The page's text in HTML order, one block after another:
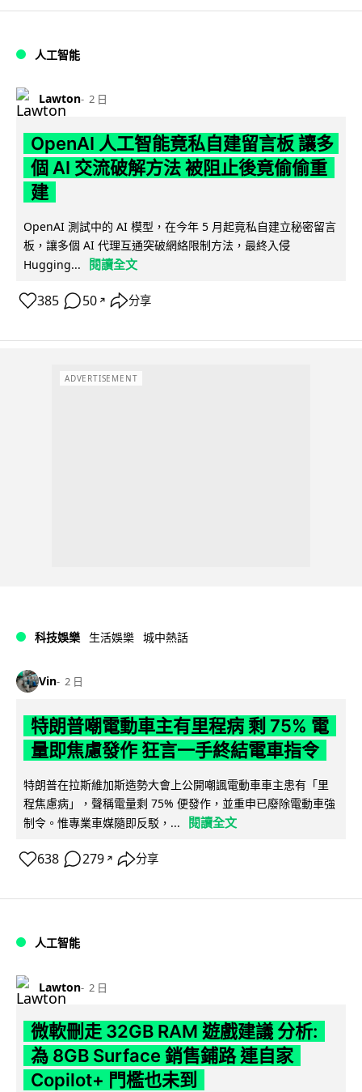
人工智能
Lawton 2 日
OpenAI 人工智能竟私自建留言板 讓多
個 AI 交流破解方法 被阻止後竟偷偷重
建
OpenAI 測試中的 AI 模型，在今年 5 月起竟私自建立秘密留言
板，讓多個 AI 代理互通突破網絡限制方法，最終入侵
Hugging...
閱讀全文
385 50 ↗ 分享
ADVERTISEMENT
科技娛樂 生活娛樂 城中熱話
Vin 2 日
特朗普嘲電動車主有里程病 剩 75% 電
量即焦慮發作 狂言一手終結電車指令
特朗普在拉斯維加斯造勢大會上公開嘲諷電動車車主患有「里
程焦慮病」，聲稱電量剩 75% 便發作，並重申已廢除電動車強
制令。惟專業車媒隨即反駁，...
閱讀全文
638 279 ↗ 分享
人工智能
Lawton 2 日
微軟刪走 32GB RAM 遊戲建議 分析:
為 8GB Surface 銷售鋪路 連自家
Copilot+ 門檻也未到